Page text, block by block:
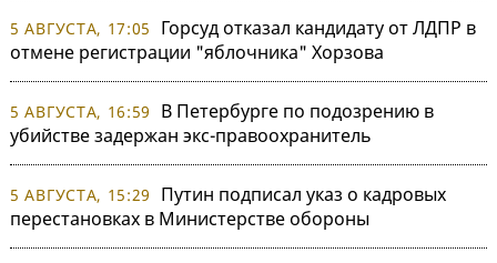
5 АВГУСТА, 17:05
Горсуд отказал кандидату от ЛДПР в
отмене регистрации "яблочника" Хорзова
5 АВГУСТА, 16:59
В Петербурге по подозрению в
убийстве задержан экс-правоохранитель
5 АВГУСТА, 15:29
Путин подписал указ о кадровых
перестановках в Министерстве обороны